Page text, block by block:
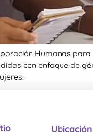
Humanas
con enfoque de
Ubicación